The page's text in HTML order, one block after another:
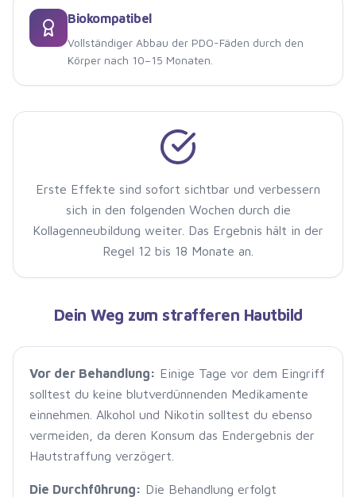
Biokompatibel
Vollständiger Abbau der PDO-Fäden durch den
Körper nach 10–15 Monaten.
Erste Effekte sind sofort sichtbar und verbessern
sich in den folgenden Wochen durch die
Kollagenneubildung weiter. Das Ergebnis hält in der
Regel 12 bis 18 Monate an.
Dein Weg zum strafferen Hautbild
Vor der Behandlung: Einige Tage vor dem Eingriff
solltest du keine blutverdünnenden Medikamente
einnehmen. Alkohol und Nikotin solltest du ebenso
vermeiden, da deren Konsum das Endergebnis der
Hautstraffung verzögert.
Die Durchführung: Die Behandlung erfolgt